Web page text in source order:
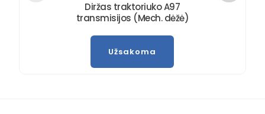
Diržas traktoriuko A97
transmisijos (Mech. dėžė)
Užsakoma